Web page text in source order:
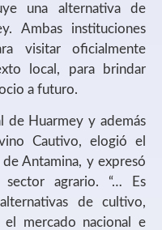
una alternativa de
Ambas instituciones
visitar oficialmente
local, para brindar
a futuro.
de Huarmey y además
Cautivo, elogió el
Antamina, y expresó
agrario. “… Es
de cultivo,
mercado nacional e